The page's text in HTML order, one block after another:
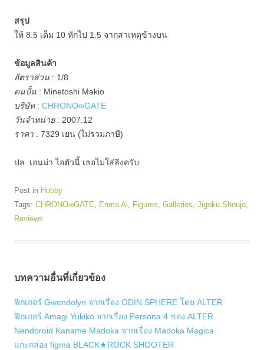
สรุป
ให้ 8.5 เต็ม 10 หักไป 1.5 จากสาเหตุข้างบน
ข้อมูลสินค้า
อัตราส่วน : 1/8
คนปั้น : Minetoshi Makio
บริษัท: CHRONO∞GATE
วันจำหน่าย : 2007.12
ราคา : 7329 เยน (ไม่รวมภาษี)
ปล. เอนม่า ไอตัวนี้ เธอไม่ใส่ลิงครับ
Post in Hobby
Tags: CHRONO∞GATE Enma Ai Figures Galleries Jigoku Shoujo
Reviews
บทความอื่นที่เกี่ยวข้อง
ฟิกเกอร์ Gwendolyn จากเรื่อง ODIN SPHERE โดย ALTER
ฟิกเกอร์ Amagi Yukiko จากเรื่อง Persona 4 ของ ALTER
Nendoroid Kaname Madoka จากเรื่อง Madoka Magica
แกะกล่อง figma BLACK★ROCK SHOOTER